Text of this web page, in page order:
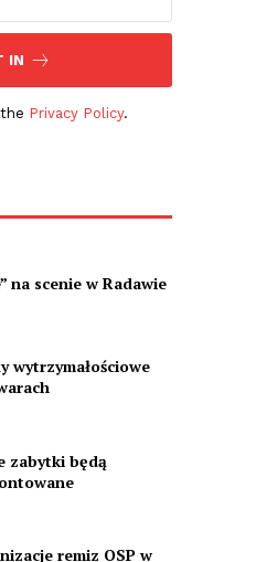
IN
Privacy Policy.
na scenie w Radawie
wytrzymałościowe
zabytki będą
remiz OSP w